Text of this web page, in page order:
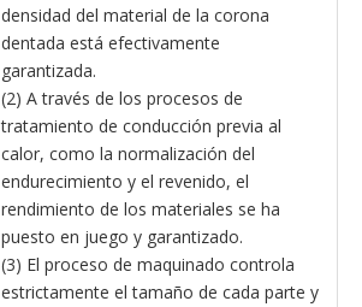
densidad del material de la corona
dentada está efectivamente
garantizada.
(2) A través de los procesos de
tratamiento de conducción previa al
calor, como la normalización del
endurecimiento y el revenido, el
rendimiento de los materiales se ha
puesto en juego y garantizado.
(3) El proceso de maquinado controla
estrictamente el tamaño de cada parte y